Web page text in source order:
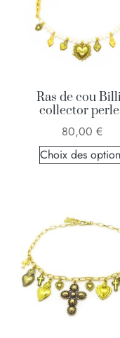
Ras de cou
collector
80,00 €
Choix des